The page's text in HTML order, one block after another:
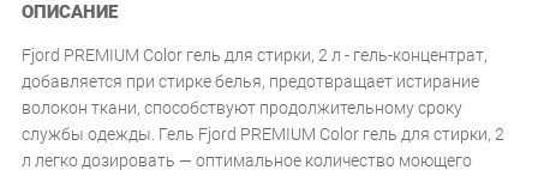
ОПИСАНИЕ
Fjord PREMIUM Color гель для стирки, 2 л - гель-концентрат,
добавляется при стирке белья, предотвращает истирание
волокон ткани, способствуют продолжительному сроку
службы одежды. Гель Fjord PREMIUM Color гель для стирки, 2
л легко дозировать — оптимальное количество моющего